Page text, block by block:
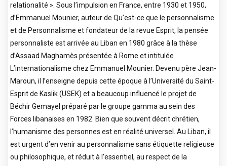
relationalité ». Sous l’impulsion en France, entre 1930 et 1950,
d’Emmanuel Mounier, auteur de Qu’est-ce que le personnalisme
et de Personnalisme et fondateur de la revue Esprit, la pensée
personnaliste est arrivée au Liban en 1980 grâce à la thèse
d’Assaad Maghamès présentée à Rome et intitulée
L’internationalisme chez Emmanuel Mounier. Devenu père Jean-
Maroun, il l’enseigne depuis cette époque à l’Université du Saint-
Esprit de Kaslik (USEK) et a beaucoup influencé le projet de
Béchir Gemayel préparé par le groupe gamma au sein des
Forces libanaises en 1982. Bien que souvent décrit chrétien,
l’humanisme des personnes est en réalité universel. Au Liban, il
est urgent d’en venir au personnalisme sans étiquette religieuse
ou philosophique, et réduit à l’essentiel, au respect de la